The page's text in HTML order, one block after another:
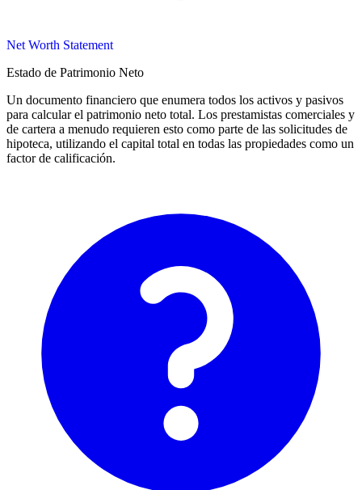
Net Worth Statement
Estado de Patrimonio Neto
Un documento financiero que enumera todos los activos y pasivos
para calcular el patrimonio neto total. Los prestamistas comerciales y
de cartera a menudo requieren esto como parte de las solicitudes de
hipoteca, utilizando el capital total en todas las propiedades como un
factor de calificación.